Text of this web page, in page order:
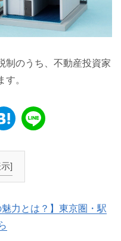
制のうち、不動産投資家
。
]
力とは？】東京圏・駅